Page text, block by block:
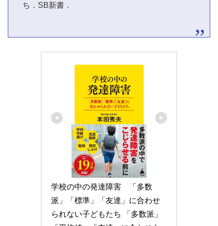
ち．SB新書．
学校の中の発達障害　「多数
派」「標準」「友達」に合わせ
られない子どもたち 「多数派」